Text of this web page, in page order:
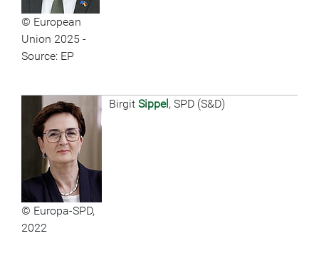
© European
Union 2025 -
Source: EP
© Europa-SPD,
2022
Birgit Sippel, SPD (S&D)